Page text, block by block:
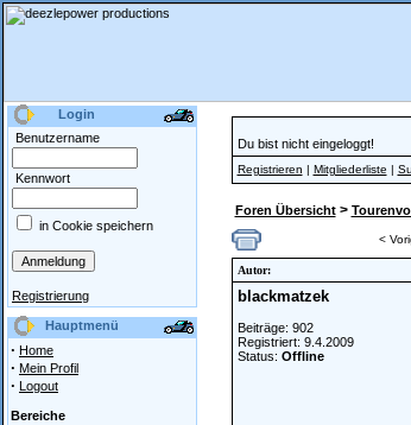
Login
Benutzername
Kennwort
in Cookie speichern
Registrierung
Hauptmenü
· Home
· Mein Profil
· Logout
Bereiche
Du bist nicht eingeloggt!
Registrieren | Mitgliederliste |
Foren Übersicht>
<
Autor:
blackmatzek
Beiträge: 902
Registriert: 9.4.2009
Status: Offline